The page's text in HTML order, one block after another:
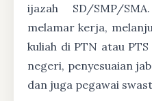
ijazah SD/SMP/
melamar kerja,
kuliah di PTN atau
negeri, penyesuaian
dan juga pegawai